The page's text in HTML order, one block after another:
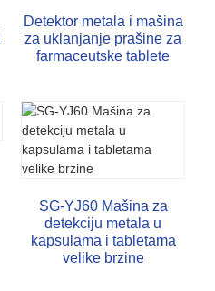
Detektor metala i mašina
za uklanjanje prašine za
farmaceutske tablete
SG-YJ60 Mašina za
detekciju metala u
kapsulama i tabletama
velike brzine